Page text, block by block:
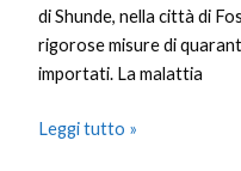
di Shunde, nella città di
rigorose misure di
importati. La malattia
Leggi tutto »